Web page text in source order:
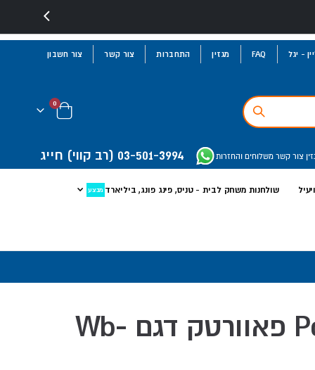
- יגל FAQ מגזין התחברות צור קשר צור חשבון
03-501-3994 (רב קווי) חייג צור קשר משלוחים והחזרות
Cart
0פריטים
שולחנות משחק לבית - טניס, פינג פונג, ביליארד מבצע
ספת כושר PowerTec פאוורטק דגם Wb-